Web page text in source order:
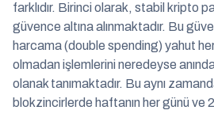
farklıdır. Birinci olarak, stabil kripto
güvence altına alınmaktadır. Bu
harcama (double spending) yahut
olmadan işlemlerini neredeyse
olanak tanımaktadır. Bu aynı
blokzincirlerde haftanın her günü ve